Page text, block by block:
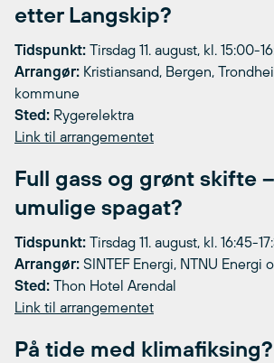
etter Langskip?
Tidspunkt: Tirsdag 11. august, kl. 15:00-
Arrangør: Kristiansand, Bergen,
kommune
Sted: Rygerelektra
Link til arrangementet
Full gass og grønt skifte
umulige spagat?
Tidspunkt: Tirsdag 11. august, kl. 16:45-
Arrangør: SINTEF Energi, NTNU Energi
Sted: Thon Hotel Arendal
Link til arrangementet
På tide med